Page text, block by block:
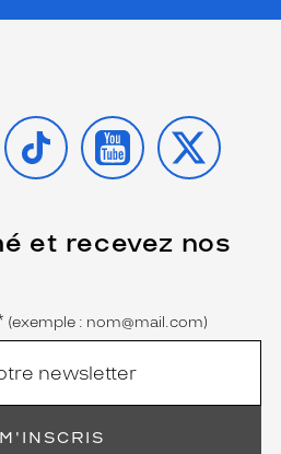
TIKTOK YOUTUBE
X
et recevez nos
(exemple : nom@mail.com)